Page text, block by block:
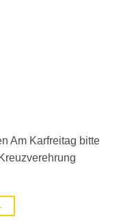
Am Karfreitag bitte